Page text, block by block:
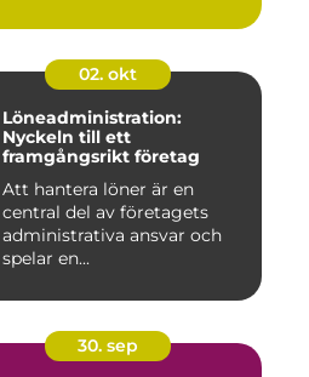
02. okt
Löneadministration:
Nyckeln till ett
framgångsrikt företag
Att hantera löner är en
central del av företagets
administrativa ansvar och
spelar en...
30. sep